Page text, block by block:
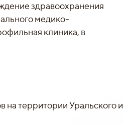
здравоохранения
медико-
клиника, в
на территории Уральского и